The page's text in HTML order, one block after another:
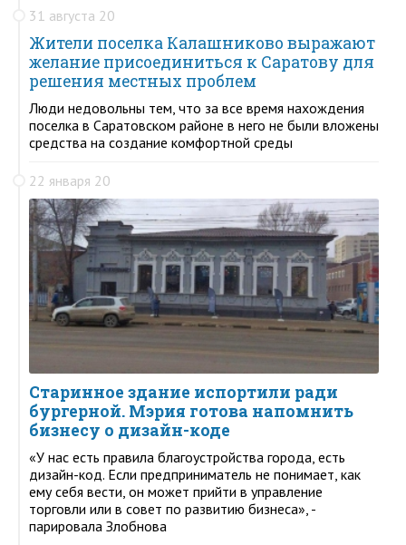
31 августа 20
Жители поселка Калашниково выражают
желание присоединиться к Саратову для
решения местных проблем
Люди недовольны тем, что за все время нахождения
поселка в Саратовском районе в него не были вложены
средства на создание комфортной среды
22 января 20
Старинное здание испортили ради
бургерной. Мэрия готова напомнить
бизнесу о дизайн-коде
«У нас есть правила благоустройства города, есть
дизайн-код. Если предприниматель не понимает, как
ему себя вести, он может прийти в управление
торговли или в совет по развитию бизнеса», -
парировала Злобнова